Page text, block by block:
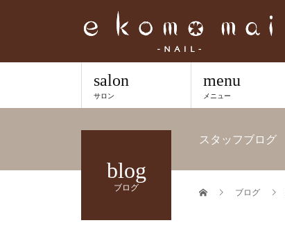
salon
サロン
menu
メニュー
blog
ブログ
スタッフブログ
ブログ